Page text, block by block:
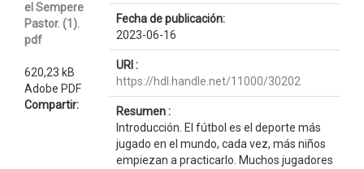
el Sempere
Pastor. (1).
pdf
620,23 kB
Adobe PDF
Compartir:
Fecha de publicación:
2023-06-16
URI :
https://hdl.handle.net/11000/30202
Resumen :
Introducción. El fútbol es el deporte más
jugado en el mundo, cada vez, más niños
empiezan a practicarlo. Muchos jugadores